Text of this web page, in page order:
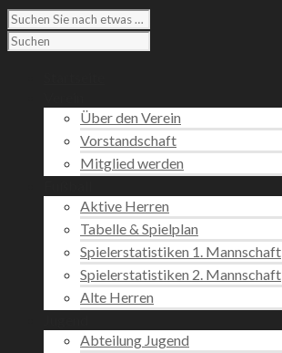
Über den Verein
Vorstandschaft
Mitglied werden
Aktive Herren
Tabelle & Spielplan
Spielerstatistiken 1. Mannschaft
Spielerstatistiken 2. Mannschaft
Alte Herren
Abteilung Jugend